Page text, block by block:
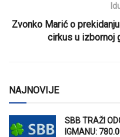
Zvonko Marić o
cirkus u izbornoj
NAJNOVIJE
SBB TRAŽI
IGMANU: